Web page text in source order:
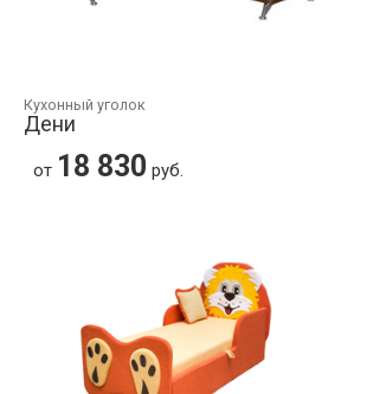
Кухонный уголок
Дени
от 18 830 руб.